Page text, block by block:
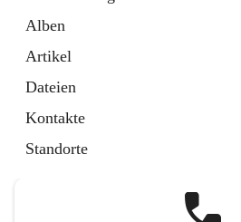
Alben
Artikel
Dateien
Kontakte
Standorte